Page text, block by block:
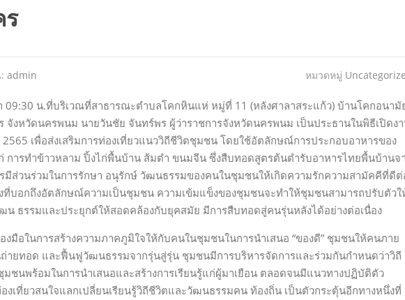
admin หมวดหมู่
09:30 น.ที่บริเวณที่สาธารณะตำบลโคกหินแห่ หมู่ที่ 11 (หลังศาลาสระแก้ว) บ้านโคกอนามั
จังหวัดนครพนม นายวันชัย จันทร์พร ผู้ว่าราชการจังหวัดนครพนม เป็นประธานในพิธีเปิดง
เพื่อส่งเสริมการท่องเที่ยวแนววิถีชีวิตชุมชน โดยใช้อัตลักษณ์การประกอบอาหารของ
การทำข้าวหลาม ปิ้งไก่พื้นบ้าน ส้มตำ ขนมจีน ซึ่งสืบทอดสูตรต้นตำรับอาหารไทยพื้นบ้านจ
ส่วนร่วมในการรักษา อนุรักษ์ วัฒนธรรมของคนในชุมชนให้เกิดความรักความสามัคคีที่ดี
บอกถึงอัตลักษณ์ความเป็นชุมชน ความเข้มแข็งของชุมชนจะทำให้ชุมชนสามารถปรับตัวใ
น ธรรมและประยุกต์ให้สอดคล้องกับยุคสมัย มีการสืบทอดสู่คนรุ่นหลังได้อย่างต่อเนื่อง
งมือในการสร้างความภาคภูมิใจให้กับคนในชุมชนในการนำเสนอ “ของดี” ชุมชนให้คนภาย
ายทอด และฟื้นฟูวัฒนธรรมจากรุ่นสู่รุ่น ชุมชนมีการบริหารจัดการและร่วมกันกำหนดว่าวิถี
ชนพร้อมในการนำเสนอและสร้างการเรียนรู้แก่ผู้มาเยือน ตลอดจนมีแนวทางปฏิบัติตัว
งเที่ยวสนใจแลกเปลี่ยนเรียนรู้วิถีชีวิตและวัฒนธรรมคน ท้องถิ่น เป็นตัวกระตุ้นอีกทางหนึ่งที่